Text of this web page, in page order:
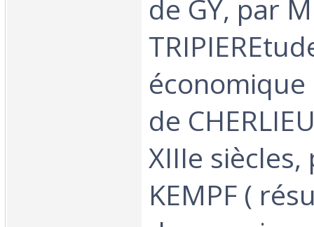
de GY, par
de
XIIIe siècles,
KEMPF (